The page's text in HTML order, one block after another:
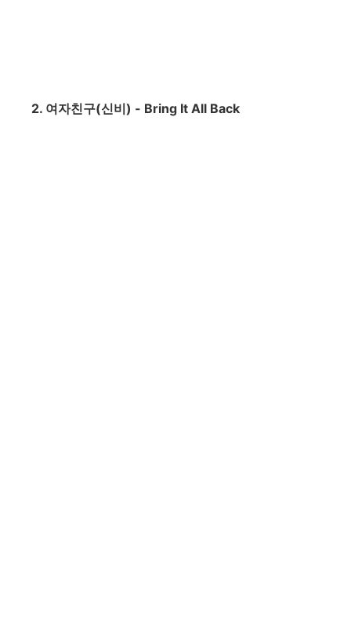
2. 여자친구(신비) - Bring It All Back